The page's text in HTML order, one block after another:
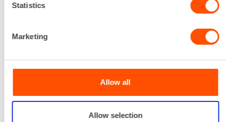
Statistics
Marketing
Allow all
Allow selection
SOITA